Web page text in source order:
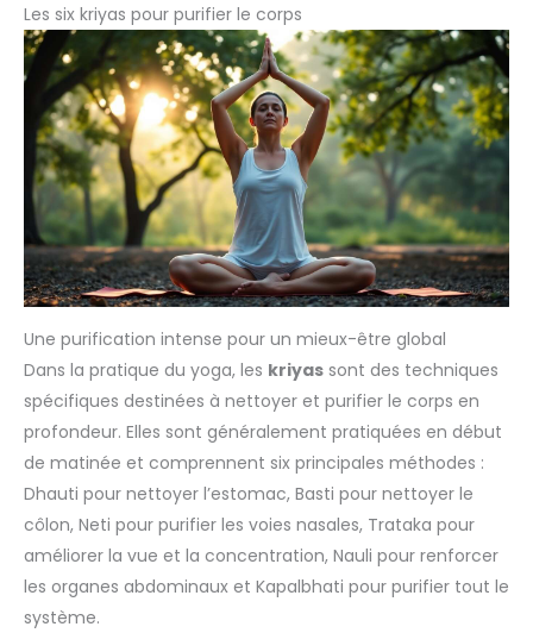
Les six kriyas pour purifier le corps
Une purification intense pour un mieux-être global
Dans la pratique du yoga, les kriyas sont des techniques
spécifiques destinées à nettoyer et purifier le corps en
profondeur. Elles sont généralement pratiquées en début
de matinée et comprennent six principales méthodes :
Dhauti pour nettoyer l’estomac, Basti pour nettoyer le
côlon, Neti pour purifier les voies nasales, Trataka pour
améliorer la vue et la concentration, Nauli pour renforcer
les organes abdominaux et Kapalbhati pour purifier tout le
système.